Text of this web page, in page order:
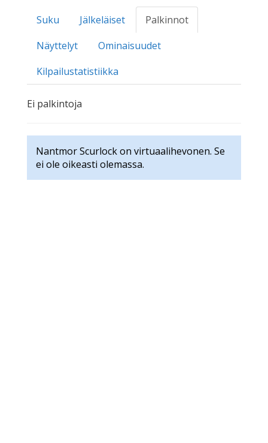
Suku Jälkeläiset
Palkinnot
Näyttelyt
Ominaisuudet
Kilpailustatistiikka
Ei palkintoja
Nantmor Scurlock on virtuaalihevonen. Se
ei ole oikeasti olemassa.